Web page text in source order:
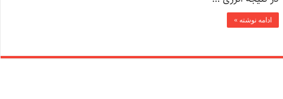
ادامه نوشته »